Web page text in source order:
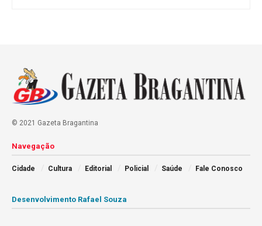
© 2021 Gazeta Bragantina
Navegação
Cidade Cultura Editorial Policial Saúde Fale Conosco
Desenvolvimento Rafael Souza